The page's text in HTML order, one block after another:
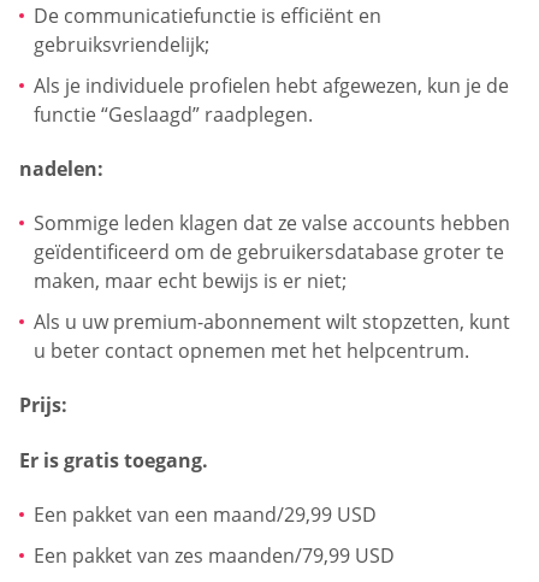
De communicatiefunctie is efficiënt en
gebruiksvriendelijk;
Als je individuele profielen hebt afgewezen, kun je de
functie “Geslaagd” raadplegen.
nadelen:
Sommige leden klagen dat ze valse accounts hebben
geïdentificeerd om de gebruikersdatabase groter te
maken, maar echt bewijs is er niet;
Als u uw premium-abonnement wilt stopzetten, kunt
u beter contact opnemen met het helpcentrum.
Prijs:
Er is gratis toegang.
Een pakket van een maand/29,99 USD
Een pakket van zes maanden/79,99 USD